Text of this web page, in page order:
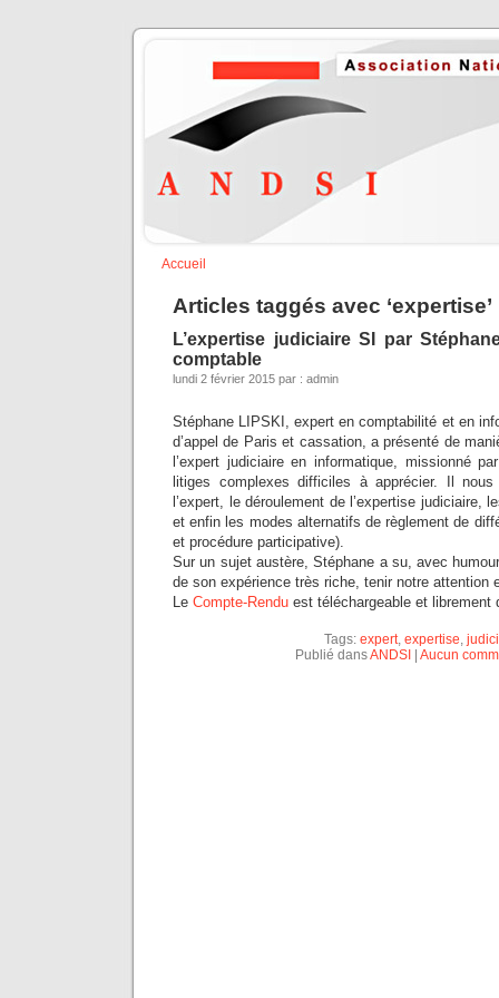
Accueil
Articles taggés avec ‘expertise’
L’expertise judiciaire SI par
comptable
lundi 2 février 2015 par : admin
Stéphane LIPSKI, expert en comptabilité et en
d’appel de Paris et cassation, a présenté de
l’expert judiciaire en informatique, missionné
litiges complexes difficiles à apprécier. Il
l’expert, le déroulement de l’expertise judiciaire,
et enfin les modes alternatifs de règlement de
et procédure participative).
Sur un sujet austère, Stéphane a su, avec
de son expérience très riche, tenir notre attention
Le Compte-Rendu est téléchargeable et librement
Tags: expert, expertise,
Publié dansANDSI Aucun